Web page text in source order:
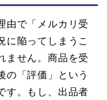
由で「メルカリ受
に陥ってしまうこ
ません。商品を受
の「評価」という
す。もし、出品者